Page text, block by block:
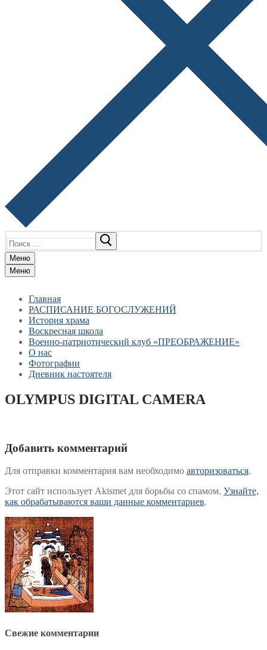
Меню
Меню
Главная
РАСПИСАНИЕ БОГОСЛУЖЕНИЙ
История храма
Воскресная школа
Военно-патриотический клуб «ПРЕОБРАЖЕНИЕ»
О нас
Фотографии
Дневник настоятеля
OLYMPUS DIGITAL CAMERA
Добавить комментарий
Для отправки комментария вам необходимо авторизоваться.
Этот сайт использует Akismet для борьбы со спамом. Узнайте,
как обрабатываются ваши данные комментариев.
Свежие комментарии